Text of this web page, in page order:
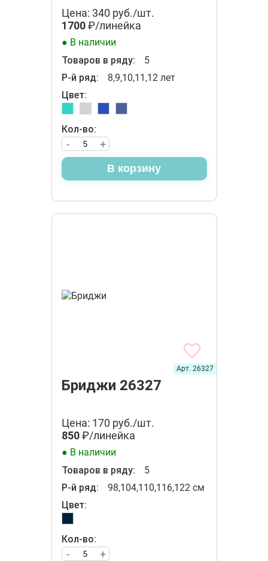
Цена: 340 руб./шт.
1700₽/линейка
● В наличии
Товаров в ряду:
5
Р-й ряд:
8,9,10,11,12 лет
Цвет:
Кол-во:
+
-
В корзину
Бриджи 26327
Арт. 26327
Цена: 170 руб./шт.
850₽/линейка
● В наличии
Товаров в ряду:
5
Р-й ряд:
98,104,110,116,122 см
Цвет:
Кол-во:
+
-